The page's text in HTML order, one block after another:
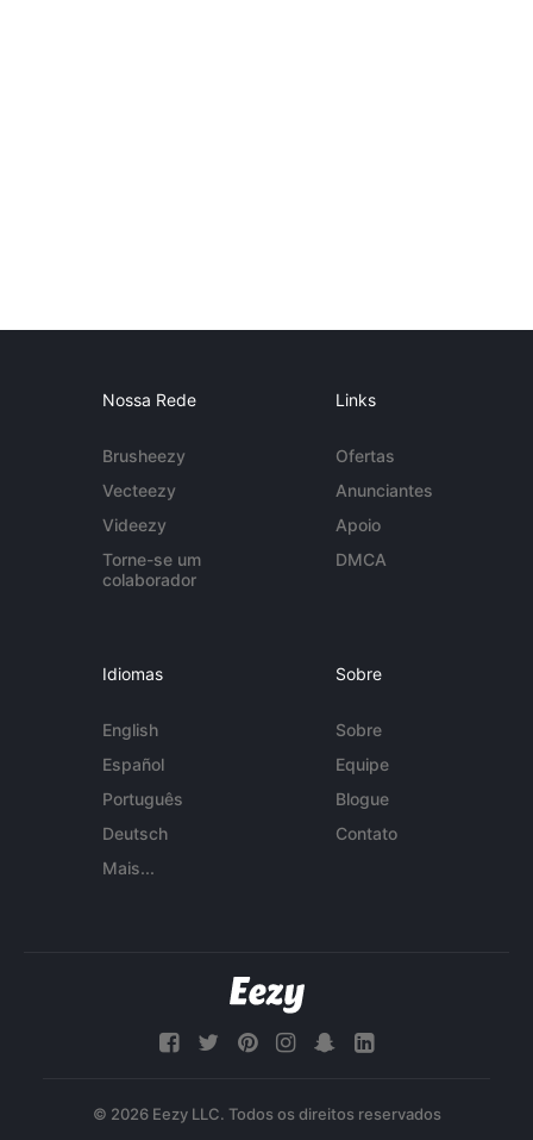
Nossa Rede
Brusheezy
Vecteezy
Videezy
Torne-se um
colaborador
Links
Ofertas
Anunciantes
Apoio
DMCA
Idiomas
English
Español
Português
Deutsch
Mais...
Sobre
Sobre
Equipe
Blogue
Contato
© 2026 Eezy LLC. Todos os direitos reservados